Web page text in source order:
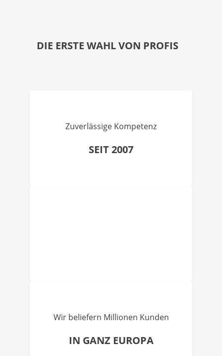
DIE ERSTE WAHL VON PROFIS
Zuverlässige Kompetenz
SEIT 2007
Wir beliefern Millionen Kunden
IN GANZ EUROPA